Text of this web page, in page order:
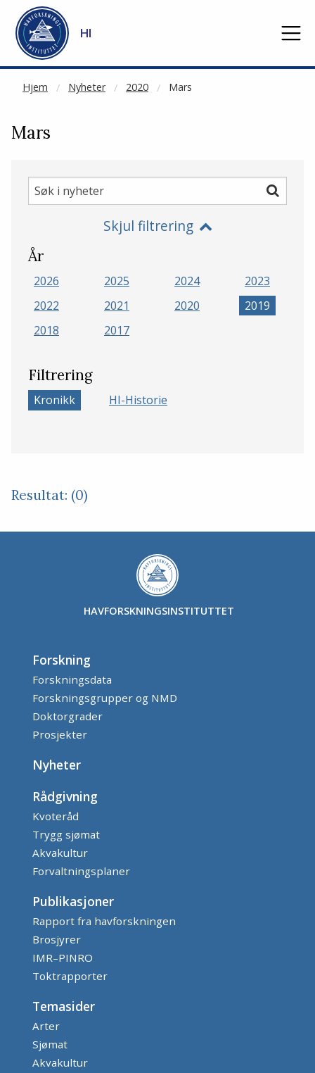
Gå til hovedinnhold
HI
Hjem Nyheter 2020 Mars
NOT CACHED
Mars
Søk
i
Søk
Skjul filtrering
År
2026 2025 2024
2023
2022
2021 2020
2019
2018
2017
Filtrering
Kronikk HI-Historie
Resultat: (0)
HAVFORSKNINGSINSTITUTTET
Forskning
Forskningsdata
Forskningsgrupper og NMD
Doktorgrader
Prosjekter
Nyheter
Rådgivning
Kvoteråd
Trygg sjømat
Akvakultur
Forvaltningsplaner
Publikasjoner
Rapport fra havforskningen
Brosjyrer
IMR–PINRO
Toktrapporter
Temasider
Arter
Sjømat
Akvakultur